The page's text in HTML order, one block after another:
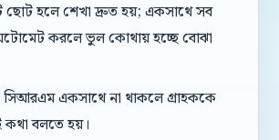
ছোট হলে শেখা দ্রুত হয়; একসাথে সব
করলে ভুল কোথায় হচ্ছে বোঝা
একসাথে না থাকলে গ্রাহককে
কথা বলতে হয়।